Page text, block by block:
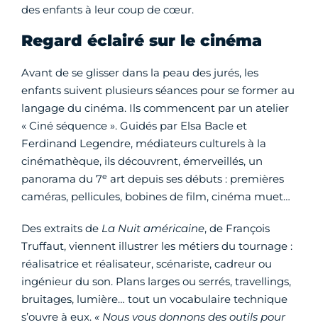
des enfants à leur coup de cœur.
Regard éclairé sur le cinéma
Avant de se glisser dans la peau des jurés, les
enfants suivent plusieurs séances pour se former au
langage du cinéma. Ils commencent par un atelier
« Ciné séquence ». Guidés par Elsa Bacle et
Ferdinand Legendre, médiateurs culturels à la
cinémathèque, ils découvrent, émerveillés, un
panorama du 7e art depuis ses débuts : premières
caméras, pellicules, bobines de film, cinéma muet…
Des extraits de La Nuit américaine, de François
Truffaut, viennent illustrer les métiers du tournage :
réalisatrice et réalisateur, scénariste, cadreur ou
ingénieur du son. Plans larges ou serrés, travellings,
bruitages, lumière… tout un vocabulaire technique
s’ouvre à eux. « Nous vous donnons des outils pour